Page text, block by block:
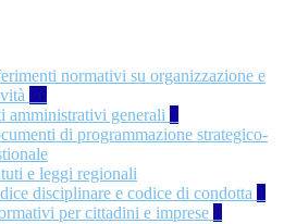
normativi su organizzazione e
76
amministrativi generali 3
di programmazione strategico-
e leggi regionali
disciplinare e codice di condotta 1
per cittadini e imprese 8